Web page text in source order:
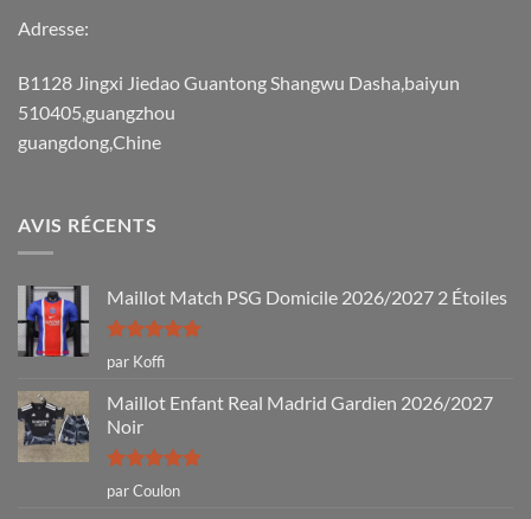
Adresse:
B1128 Jingxi Jiedao Guantong Shangwu Dasha,baiyun
510405,guangzhou
guangdong,Chine
AVIS RÉCENTS
Maillot Match PSG Domicile 2026/2027 2 Étoiles
Note5sur
5
par Koffi
Maillot Enfant Real Madrid Gardien 2026/2027
Noir
Note5sur
5
par Coulon